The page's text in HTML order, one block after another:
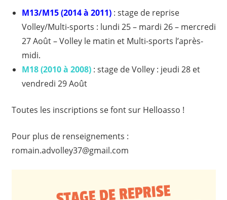
M13/M15 (2014 à 2011): stage de reprise
Volley/Multi-sports : lundi 25 – mardi 26 – mercredi
27 Août – Volley le matin et Multi-sports l’après-
midi.
M18 (2010 à 2008): stage de Volley : jeudi 28 et
vendredi 29 Août
Toutes les inscriptions se font sur Helloasso !
Pour plus de renseignements :
romain.advolley37@gmail.com